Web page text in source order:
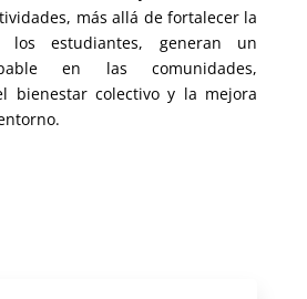
más allá de fortalecer la
los estudiantes, generan un
en las comunidades,
bienestar colectivo y la mejora